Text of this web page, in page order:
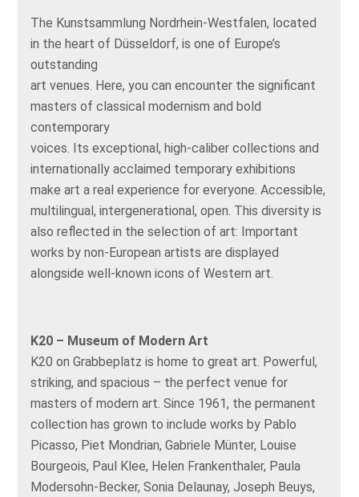
The Kunstsammlung Nordrhein-Westfalen, located
in the heart of Düsseldorf, is one of Europe’s
outstanding
art venues. Here, you can encounter the significant
masters of classical modernism and bold
contemporary
voices. Its exceptional, high-caliber collections and
internationally acclaimed temporary exhibitions
make art a real experience for everyone. Accessible,
multilingual, intergenerational, open. This diversity is
also reflected in the selection of art: Important
works by non-European artists are displayed
alongside well-known icons of Western art.
K20 – Museum of Modern Art
K20 on Grabbeplatz is home to great art. Powerful,
striking, and spacious – the perfect venue for
masters of modern art. Since 1961, the permanent
collection has grown to include works by Pablo
Picasso, Piet Mondrian, Gabriele Münter, Louise
Bourgeois, Paul Klee, Helen Frankenthaler, Paula
Modersohn-Becker, Sonia Delaunay, Joseph Beuys,